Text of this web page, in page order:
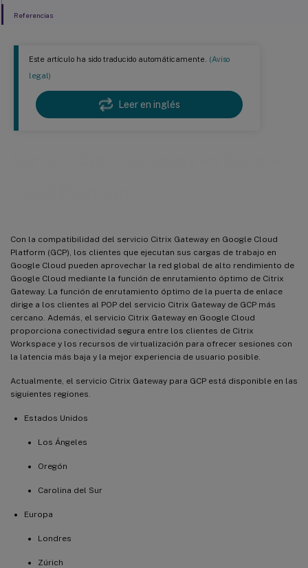
Este artículo ha sido traducido automáticamente. (Aviso
legal)
Leer en inglés
Con la compatibilidad del servicio Citrix Gateway en Google Cloud
Platform (GCP), los clientes que ejecutan sus cargas de trabajo en
Google Cloud pueden aprovechar la red global de alto rendimiento de
Google Cloud mediante la función de enrutamiento óptimo de Citrix
Gateway. La función de enrutamiento óptimo de la puerta de enlace
dirige a los clientes al POP del servicio Citrix Gateway de GCP más
cercano. Además, el servicio Citrix Gateway en Google Cloud
proporciona conectividad segura entre los clientes de Citrix
Workspace y los recursos de virtualización para ofrecer sesiones con
la latencia más baja y la mejor experiencia de usuario posible.
Actualmente, el servicio Citrix Gateway para GCP está disponible en las
siguientes regiones.
Estados Unidos
Los Ángeles
Oregón
Carolina del Sur
Europa
Londres
Zúrich
Referencias